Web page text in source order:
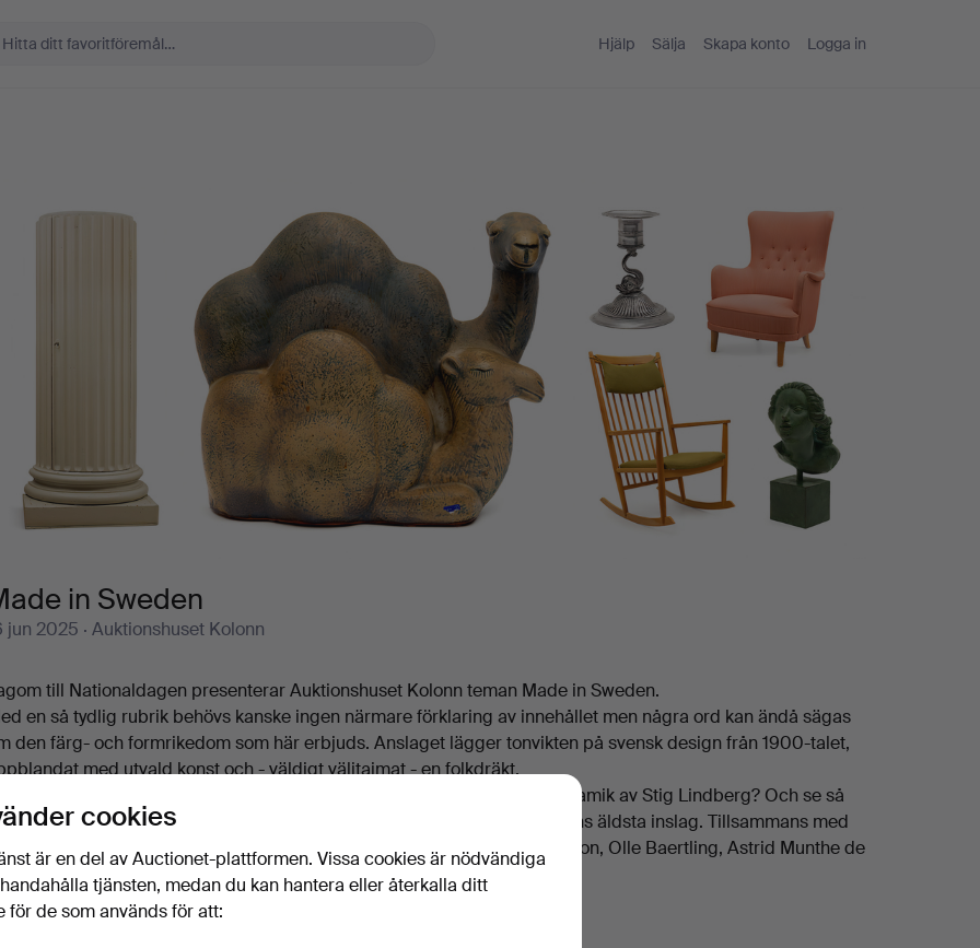
Hjälp Sälja Skapa konto Logga in
in Sweden
jun 2025 · Auktionshuset Kolonn
till Nationaldagen presenterar Auktionshuset Kolonn teman Made in Sweden.
en så tydlig rubrik behövs kanske ingen närmare förklaring av innehållet men några ord kan ändå sägas
den färg- och formrikedom som här erbjuds. Anslaget lägger tonvikten på svensk design från 1900-talet,
med utvald konst och - väldigt väljtajmat - en folkdräkt.
kan passa bättre än två Lamino-stolar, belysning från Orrefors och keramik av Stig Lindberg? Och se så
dessa föremål görs sig med det gustavianska kolonnskåpet - auktionens äldsta inslag. Tillsammans med
av Hans-Agne Jakobsson, Tore Ahlsén, Lisa Larson, Bruno Mathsson, Olle Baertling, Astrid Munthe de
och många fler ingår de i Auktionshuset Kolonns Made in Sweden.
cookies
är en del av Auctionet-plattformen. Vissa cookies är nödvändiga
tjänsten, medan du kan hantera eller återkalla ditt
för de som används för att: